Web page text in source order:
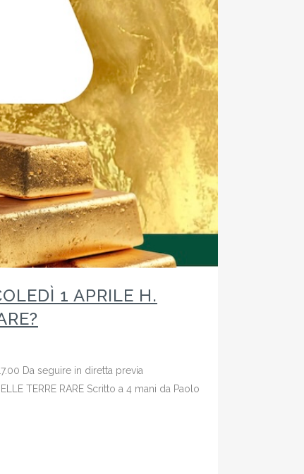
1 APRILE H.
Da seguire in diretta previa
TERRE RARE Scritto a 4 mani da Paolo